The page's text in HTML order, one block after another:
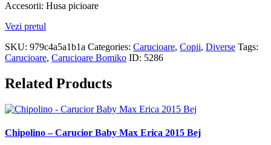
Accesorii: Husa picioare
Vezi pretul
SKU: 979c4a5a1b1a Categories: Carucioare, Copii, Diverse Tags:
Carucioare, Carucioare Bomiko ID: 5286
Related Products
Chipolino – Carucior Baby Max Erica 2015 Bej